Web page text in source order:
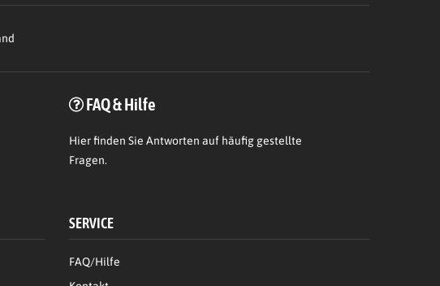
FAQ & Hilfe
Hierfinden Sie Antworten auf häufig gestellte
Fragen.
SERVICE
FAQ/Hilfe